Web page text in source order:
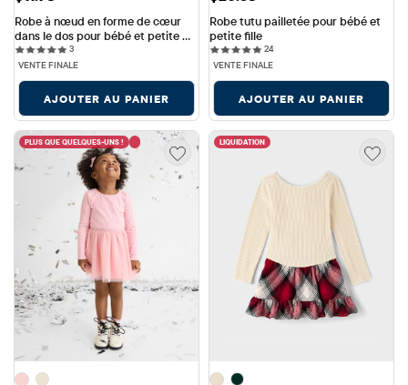
Robe à nœud en forme de cœur
dans le dos pour bébé et petite
fille
33 reviews
VENTE FINALE
AJOUTER AU PANIER
Robe tutu pailletée pour bébé et
petite fille
2424 reviews
VENTE FINALE
AJOUTER AU PANIER
PLUS QUE QUELQUES-UNS ! LIQUIDATION